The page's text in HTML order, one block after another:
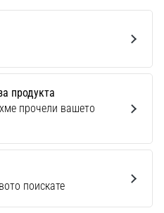
продукта
прочели вашето
поискате